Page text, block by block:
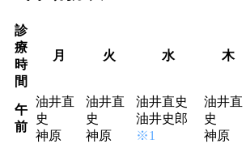
診
療
時
間
月 火 水 木
午
前
油井直
史
神原
油井直
史
神原
油井直史
油井史郎
※1
油井直
史
神原